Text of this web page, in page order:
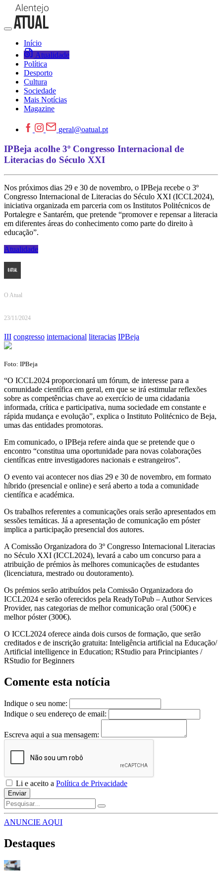
Início
Atualidade
Política
Desporto
Cultura
Sociedade
Mais Notícias
Magazine
geral@oatual.pt
IPBeja acolhe 3º Congresso Internacional de
Literacias do Século XXI
Nos próximos dias 29 e 30 de novembro, o IPBeja recebe o 3º
Congresso Internacional de Literacias do Século XXI (ICCL2024),
iniciativa organizada em parceria com os Institutos Politécnicos de
Portalegre e Santarém, que pretende “promover e repensar a literacia
em diferentes áreas do conhecimento como parte do direito à
educação”.
Atualidade
O Atual
23/11/2024
III congresso internacional literacias IPBeja
Foto: IPBeja
“O ICCL2024 proporcionará um fórum, de interesse para a
comunidade científica em geral, em que se irá estimular reflexões
sobre as competências chave ao exercício de uma cidadania
informada, crítica e participativa, numa sociedade em constante e
rápida mudança e evolução”, explica o Instituto Politécnico de Beja,
umas das entidades promotoras.
Em comunicado, o IPBeja refere ainda que se pretende que o
encontro “constitua uma oportunidade para novas colaborações
científicas entre investigadores nacionais e estrangeiros”.
O evento vai acontecer nos dias 29 e 30 de novembro, em formato
híbrido (presencial e online) e será aberto a toda a comunidade
científica e académica.
Os trabalhos referentes a comunicações orais serão apresentados em
sessões temáticas. Já a apresentação de comunicação em póster
implica a participação presencial dos autores.
A Comissão Organizadora do 3º Congresso Internacional Literacias
no Século XXI (ICCL2024), levará a cabo um concurso para a
atribuição de prémios às melhores comunicações de estudantes
(licenciatura, mestrado ou doutoramento).
Os prémios serão atribuídos pela Comissão Organizadora do
ICCL2024 e serão oferecidos pela ReadyToPub – Author Services
Provider, nas categorias de melhor comunicação oral (500€) e
melhor póster (300€).
O ICCL2024 oferece ainda dois cursos de formação, que serão
creditados e de inscrição gratuita: Inteligência artificial na Educação/
Artificial intelligence in Education; RStudio para Principiantes /
RStudio for Beginners
Comente esta notícia
Indique o seu nome:
Indique o seu endereço de email:
Escreva aqui a sua mensagem:
Li e aceito a Política de Privacidade
Enviar
ANUNCIE AQUI
Destaques